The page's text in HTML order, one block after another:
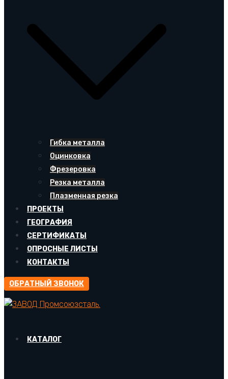
Гибка металла
Оцинковка
Фрезеровка
Резка металла
Плазменная резка
ПРОЕКТЫ
ГЕОГРАФИЯ
СЕРТИФИКАТЫ
ОПРОСНЫЕ ЛИСТЫ
КОНТАКТЫ
ОБРАТНЫЙ ЗВОНОК
КАТАЛОГ